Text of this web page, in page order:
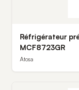
Réfrigérateur
MCF8723GR
Atosa